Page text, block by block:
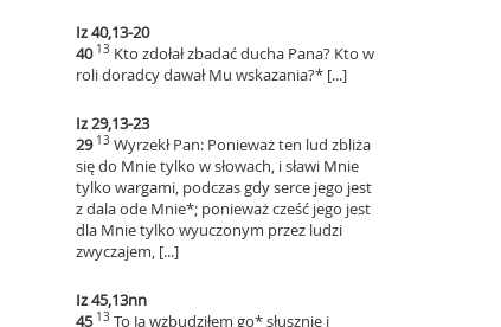
Iz 40,13-20
4013 Kto zdołał zbadać ducha Pana? Kto w
roli doradcy dawał Mu wskazania?* [...]
Iz 29,13-23
2913 Wyrzekł Pan: Ponieważ ten lud zbliża
się do Mnie tylko w słowach, i sławi Mnie
tylko wargami, podczas gdy serce jego jest
z dala ode Mnie*; ponieważ cześć jego jest
dla Mnie tylko wyuczonym przez ludzi
zwyczajem, [...]
Iz 45,13nn
4513 To Ja wzbudziłem go* słusznie i